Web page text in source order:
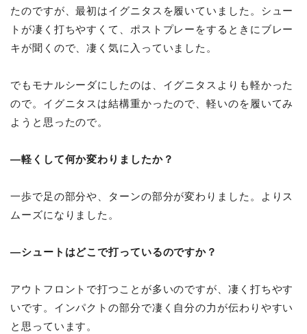
たのですが、最初はイグニタスを履いていました。シュー
トが凄く打ちやすくて、ポストプレーをするときにブレー
キが聞くので、凄く気に入っていました。
でもモナルシーダにしたのは、イグニタスよりも軽かった
ので。イグニタスは結構重かったので、軽いのを履いてみ
ようと思ったので。
―軽くして何か変わりましたか？
一歩で足の部分や、ターンの部分が変わりました。よりス
ムーズになりました。
―シュートはどこで打っているのですか？
アウトフロントで打つことが多いのですが、凄く打ちやす
いです。インパクトの部分で凄く自分の力が伝わりやすい
と思っています。